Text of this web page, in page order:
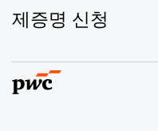
제증명 신청